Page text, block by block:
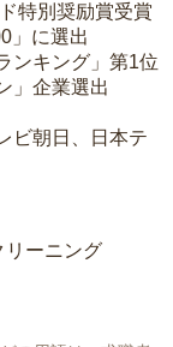
特別奨励賞受賞
」に選出
ンキング」第1位
」企業選出
ビ朝日、日本テ
リーニング